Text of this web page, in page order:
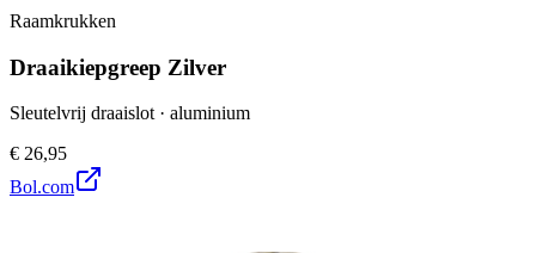
Raamkrukken
Draaikiepgreep Zilver
Sleutelvrij draaislot · aluminium
€ 26,95
Bol.com